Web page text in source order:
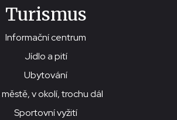
Turismus
Informační centrum
Jídlo a pití
Ubytování
v okolí, trochu dál
Sportovní vyžití